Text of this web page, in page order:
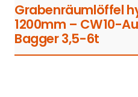
Grabenräumlöffel
1200mm – CW10-
Bagger 3,5-6t